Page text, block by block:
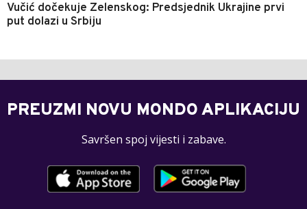
Vučić dočekuje Zelenskog: Predsjednik Ukrajine prvi
put dolazi u Srbiju
PREUZMI NOVU MONDO APLIKACIJU
Savršen spoj vijesti i zabave.